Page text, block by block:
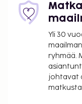
aikana 10.00
Tässä on
ilmoittamat
Kansallisten
eivät voi
tässä
Yli 30
ryhmää.
johtavat